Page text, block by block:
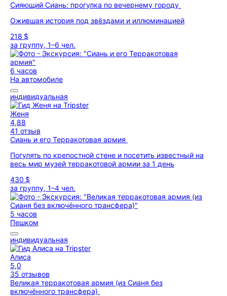
Сияющий Сиань: прогулка по вечернему городу
Ожившая история под звёздами и иллюминацией
218 $
за группу, 1–6 чел.
6 часов
На автомобиле
индивидуальная
Женя
4,88
41 отзыв
Сиань и его Терракотовая армия
Погулять по крепостной стене и посетить известный на
весь мир музей терракотовой армии за 1 день
430 $
за группу, 1–4 чел.
5 часов
Пешком
индивидуальная
Алиса
5,0
35 отзывов
Великая терракотовая армия (из Сианя без
включённого трансфера)